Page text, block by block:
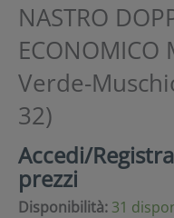
NASTRO
ECONOMICO
Verde-
32)
Accedi/
prezzi
Disponibilità: 31